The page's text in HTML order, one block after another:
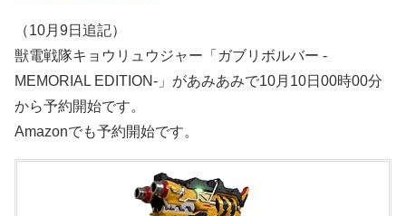
（10月9日追記）
獣電戦隊キョウリュウジャー「ガブリボルバー -
MEMORIAL EDITION-」があみあみで10月10日00時00分
から予約開始です。
Amazonでも予約開始です。